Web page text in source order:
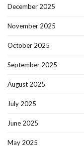
December 2025
November 2025
October 2025
September 2025
August 2025
July 2025
June 2025
May 2025